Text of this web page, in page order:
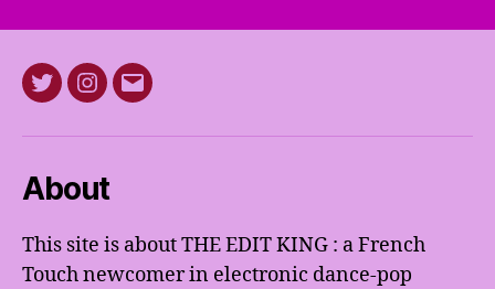
TwitterInstagram
E-
About
This site is about THE EDIT KING : a French
Touch newcomer in electronic dance-pop